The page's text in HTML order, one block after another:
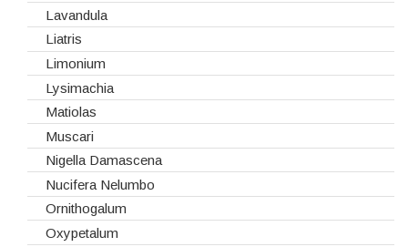
Monoflor
Phaleonopsis
Polianthes - Nardus
Rosas do Equador
Rosas da Holanda
Rosas Nacionais
Rosas Spray
Santini
Sedum
Viburnum
Lavandula
Liatris
Limonium
Lysimachia
Matiolas
Muscari
Nigella Damascena
Nucifera Nelumbo
Ornithogalum
Oxypetalum